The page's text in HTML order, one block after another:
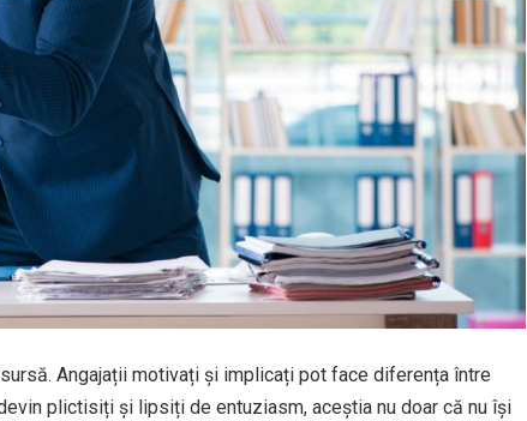
Angajații motivați și implicați pot face diferența între
plictisiți și lipsiți de entuziasm, aceștia nu doar că nu își